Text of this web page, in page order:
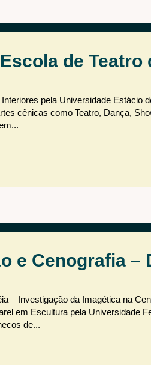
de Teatro
pela Universidade Estácio
cênicas como Teatro, Dança,
e Cenografia –
– Investigação da Imagética na
em Escultura pela Universidade
de...